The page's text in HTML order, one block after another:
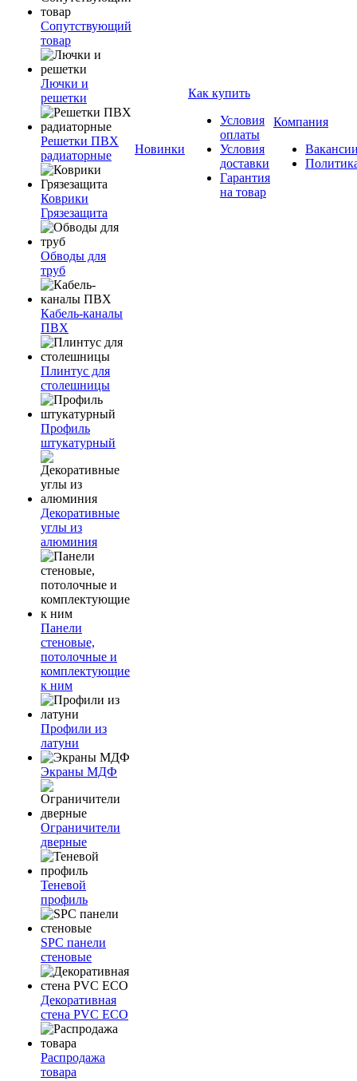
Сопутствующий
товар
Лючки и
решетки
Решетки ПВХ
радиаторные
Коврики
Грязезащита
Обводы для
труб
Кабель-каналы
ПВХ
Плинтус для
столешницы
Профиль
штукатурный
Декоративные
углы из
алюминия
Панели
стеновые,
потолочные и
комплектующие
к ним
Профили из
латуни
Экраны МДФ
Ограничители
дверные
Теневой
профиль
SPC панели
стеновые
Декоративная
стена PVC ECO
Распродажа
товара
Новинки
Как купить
Условия
оплаты
Условия
доставки
Гарантия
на товар
Компания